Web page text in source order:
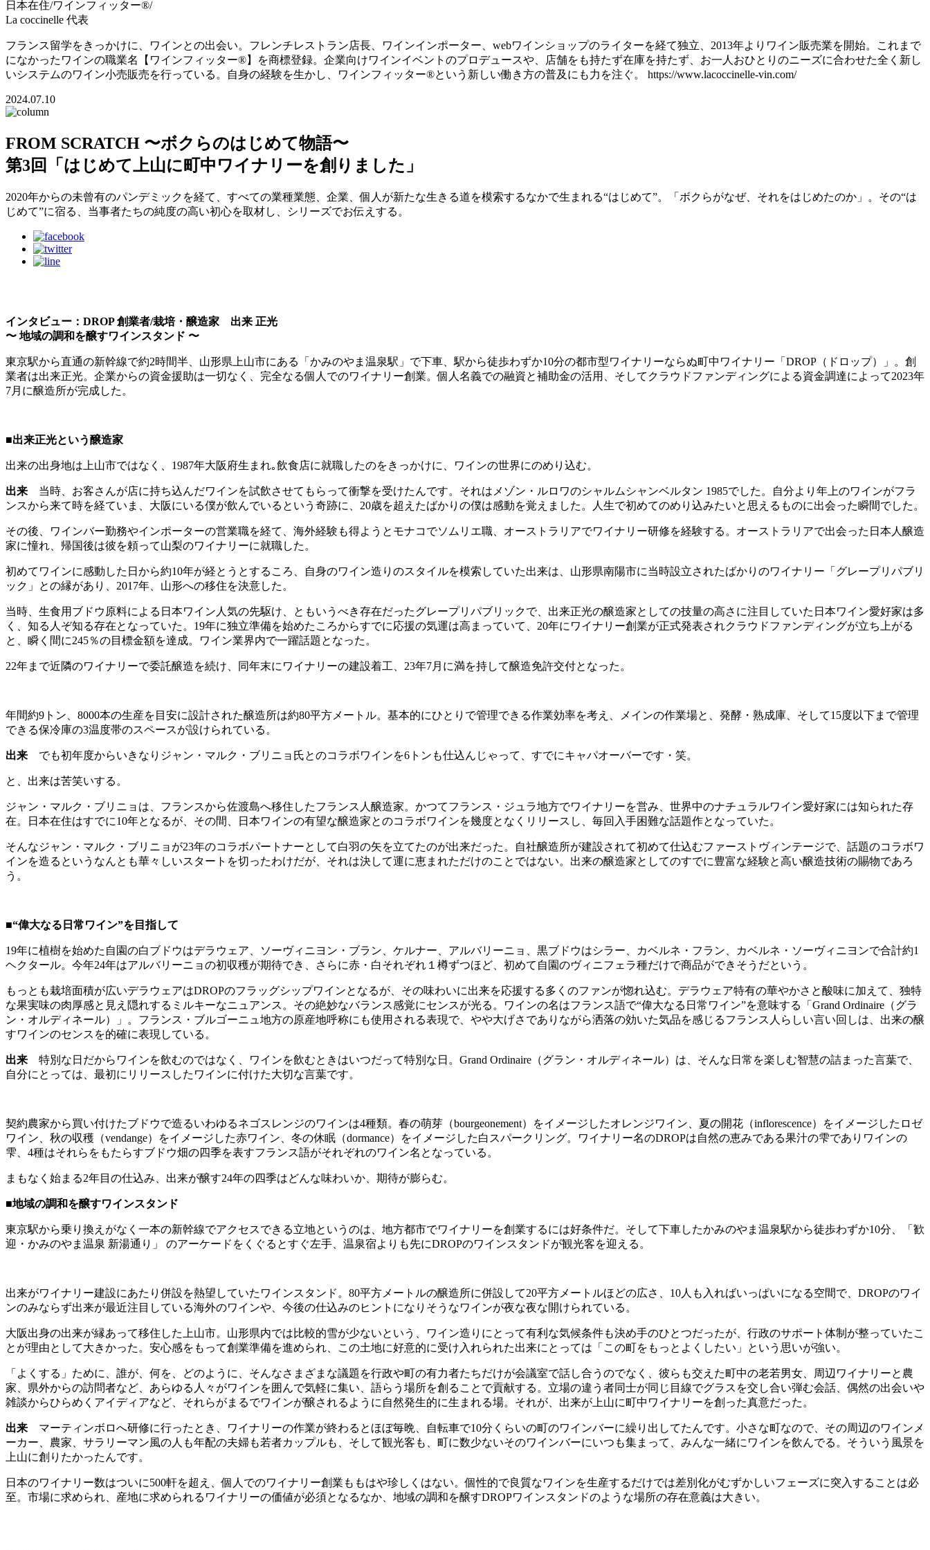
日本在住/ワインフィッター®/
La coccinelle 代表
フランス留学をきっかけに、ワインとの出会い。フレンチレストラン店長、ワインインポーター、webワインショップのライターを経て独立、2013年よりワイン販売業を開始。これまで
になかったワインの職業名【ワインフィッター®】を商標登録。企業向けワインイベントのプロデュースや、店舗をも持たず在庫を持たず、お一人おひとりのニーズに合わせた全く新し
いシステムのワイン小売販売を行っている。自身の経験を生かし、ワインフィッター®という新しい働き方の普及にも力を注ぐ。 https://www.lacoccinelle-vin.com/
2024.07.10
FROM SCRATCH 〜ボクらのはじめて物語〜
第3回「はじめて上山に町中ワイナリーを創りました」
2020年からの未曾有のパンデミックを経て、すべての業種業態、企業、個人が新たな生きる道を模索するなかで生まれる“はじめて”。「ボクらがなぜ、それをはじめたのか」。その“は
じめて”に宿る、当事者たちの純度の高い初心を取材し、シリーズでお伝えする。
インタビュー：DROP 創業者/栽培・醸造家 出来 正光
〜 地域の調和を醸すワインスタンド 〜
東京駅から直通の新幹線で約2時間半、山形県上山市にある「かみのやま温泉駅」で下車、駅から徒歩わずか10分の都市型ワイナリーならぬ町中ワイナリー「DROP（ドロップ）」。創
業者は出来正光。企業からの資金援助は一切なく、完全なる個人でのワイナリー創業。個人名義での融資と補助金の活用、そしてクラウドファンディングによる資金調達によって2023年
7月に醸造所が完成した。
■出来正光という醸造家
出来の出身地は上山市ではなく、1987年大阪府生まれ｡飲食店に就職したのをきっかけに、ワインの世界にのめり込む。
出来 当時、お客さんが店に持ち込んだワインを試飲させてもらって衝撃を受けたんです。それはメゾン・ルロワのシャルムシャンベルタン 1985でした。自分より年上のワインがフラ
ンスから来て時を経ていま、大阪にいる僕が飲んでいるという奇跡に、20歳を超えたばかりの僕は感動を覚えました。人生で初めてのめり込みたいと思えるものに出会った瞬間でした。
その後、ワインバー勤務やインポーターの営業職を経て、海外経験も得ようとモナコでソムリエ職、オーストラリアでワイナリー研修を経験する。オーストラリアで出会った日本人醸造
家に憧れ、帰国後は彼を頼って山梨のワイナリーに就職した。
初めてワインに感動した日から約10年が経とうとするころ、自身のワイン造りのスタイルを模索していた出来は、山形県南陽市に当時設立されたばかりのワイナリー「グレープリパブリ
ック」との縁があり、2017年、山形への移住を決意した。
当時、生食用ブドウ原料による日本ワイン人気の先駆け、ともいうべき存在だったグレープリパブリックで、出来正光の醸造家としての技量の高さに注目していた日本ワイン愛好家は多
く、知る人ぞ知る存在となっていた。19年に独立準備を始めたころからすでに応援の気運は高まっていて、20年にワイナリー創業が正式発表されクラウドファンディングが立ち上がる
と、瞬く間に245％の目標金額を達成。ワイン業界内で一躍話題となった。
22年まで近隣のワイナリーで委託醸造を続け、同年末にワイナリーの建設着工、23年7月に満を持して醸造免許交付となった。
年間約9トン、8000本の生産を目安に設計された醸造所は約80平方メートル。基本的にひとりで管理できる作業効率を考え、メインの作業場と、発酵・熟成庫、そして15度以下まで管理
できる保冷庫の3温度帯のスペースが設けられている。
出来 でも初年度からいきなりジャン・マルク・ブリニョ氏とのコラボワインを6トンも仕込んじゃって、すでにキャパオーバーです・笑。
と、出来は苦笑いする。
ジャン・マルク・ブリニョは、フランスから佐渡島へ移住したフランス人醸造家。かつてフランス・ジュラ地方でワイナリーを営み、世界中のナチュラルワイン愛好家には知られた存
在。日本在住はすでに10年となるが、その間、日本ワインの有望な醸造家とのコラボワインを幾度となくリリースし、毎回入手困難な話題作となっていた。
そんなジャン・マルク・ブリニョが23年のコラボパートナーとして白羽の矢を立てたのが出来だった。自社醸造所が建設されて初めて仕込むファーストヴィンテージで、話題のコラボワ
インを造るというなんとも華々しいスタートを切ったわけだが、それは決して運に恵まれただけのことではない。出来の醸造家としてのすでに豊富な経験と高い醸造技術の賜物であろ
う。
■“偉大なる日常ワイン”を目指して
19年に植樹を始めた自園の白ブドウはデラウェア、ソーヴィニヨン・ブラン、ケルナー、アルバリーニョ、黒ブドウはシラー、カベルネ・フラン、カベルネ・ソーヴィニヨンで合計約1
ヘクタール。今年24年はアルバリーニョの初収穫が期待でき、さらに赤・白それぞれ１樽ずつほど、初めて自園のヴィニフェラ種だけで商品ができそうだという。
もっとも栽培面積が広いデラウェアはDROPのフラッグシップワインとなるが、その味わいに出来を応援する多くのファンが惚れ込む。デラウェア特有の華やかさと酸味に加えて、独特
な果実味の肉厚感と見え隠れするミルキーなニュアンス。その絶妙なバランス感覚にセンスが光る。ワインの名はフランス語で“偉大なる日常ワイン”を意味する「Grand Ordinaire（グラ
ン・オルディネール）」。フランス・ブルゴーニュ地方の原産地呼称にも使用される表現で、やや大げさでありながら洒落の効いた気品を感じるフランス人らしい言い回しは、出来の醸
すワインのセンスを的確に表現している。
出来 特別な日だからワインを飲むのではなく、ワインを飲むときはいつだって特別な日。Grand Ordinaire（グラン・オルディネール）は、そんな日常を楽しむ智慧の詰まった言葉で、
自分にとっては、最初にリリースしたワインに付けた大切な言葉です。
契約農家から買い付けたブドウで造るいわゆるネゴスレンジのワインは4種類。春の萌芽（bourgeonement）をイメージしたオレンジワイン、夏の開花（inflorescence）をイメージしたロゼ
ワイン、秋の収穫（vendange）をイメージした赤ワイン、冬の休眠（dormance）をイメージした白スパークリング。ワイナリー名のDROPは自然の恵みである果汁の雫でありワインの
雫、4種はそれらをもたらすブドウ畑の四季を表すフランス語がそれぞれのワイン名となっている。
まもなく始まる2年目の仕込み、出来が醸す24年の四季はどんな味わいか、期待が膨らむ。
■地域の調和を醸すワインスタンド
東京駅から乗り換えがなく一本の新幹線でアクセスできる立地というのは、地方都市でワイナリーを創業するには好条件だ。そして下車したかみのやま温泉駅から徒歩わずか10分、「歓
迎・かみのやま温泉 新湯通り」 のアーケードをくぐるとすぐ左手、温泉宿よりも先にDROPのワインスタンドが観光客を迎える。
出来がワイナリー建設にあたり併設を熱望していたワインスタンド。80平方メートルの醸造所に併設して20平方メートルほどの広さ、10人も入ればいっぱいになる空間で、DROPのワイ
ンのみならず出来が最近注目している海外のワインや、今後の仕込みのヒントになりそうなワインが夜な夜な開けられている。
大阪出身の出来が縁あって移住した上山市。山形県内では比較的雪が少ないという、ワイン造りにとって有利な気候条件も決め手のひとつだったが、行政のサポート体制が整っていたこ
とが理由として大きかった。安心感をもって創業準備を進められ、この土地に好意的に受け入れられた出来にとっては「この町をもっとよくしたい」という思いが強い。
「よくする」ために、誰が、何を、どのように、そんなさまざまな議題を行政や町の有力者たちだけが会議室で話し合うのでなく、彼らも交えた町中の老若男女、周辺ワイナリーと農
家、県外からの訪問者など、あらゆる人々がワインを囲んで気軽に集い、語らう場所を創ることで貢献する。立場の違う者同士が同じ目線でグラスを交し合い弾む会話、偶然の出会いや
雑談からひらめくアイディアなど、それらがまるでワインが醸されるように自然発生的に生まれる場。それが、出来が上山に町中ワイナリーを創った真意だった。
出来 マーティンボロへ研修に行ったとき、ワイナリーの作業が終わるとほぼ毎晩、自転車で10分くらいの町のワインバーに繰り出してたんです。小さな町なので、その周辺のワインメ
ーカー、農家、サラリーマン風の人も年配の夫婦も若者カップルも、そして観光客も、町に数少ないそのワインバーにいつも集まって、みんな一緒にワインを飲んでる。そういう風景を
上山に創りたかったんです。
日本のワイナリー数はついに500軒を超え、個人でのワイナリー創業ももはや珍しくはない。個性的で良質なワインを生産するだけでは差別化がむずかしいフェーズに突入することは必
至。市場に求められ、産地に求められるワイナリーの価値が必須となるなか、地域の調和を醸すDROPワインスタンドのような場所の存在意義は大きい。